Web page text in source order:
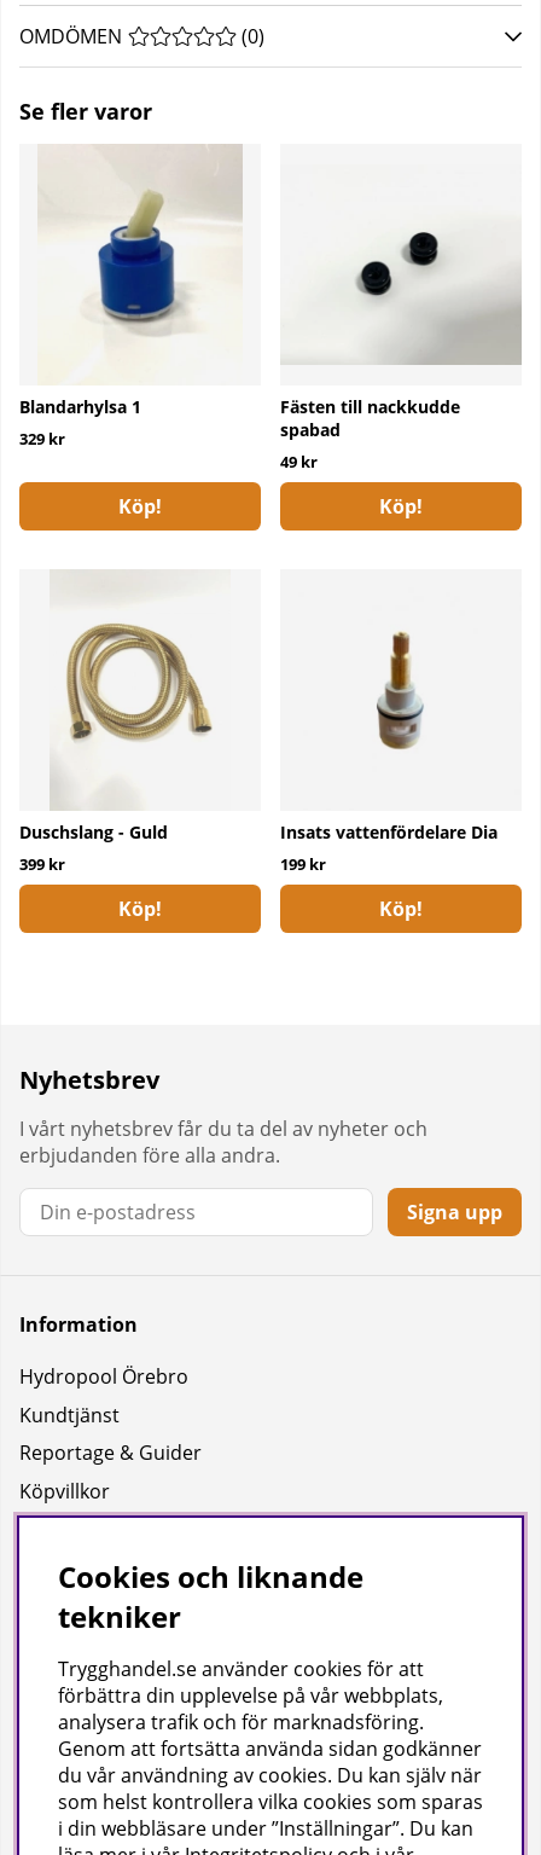
OMDÖMEN MEDELBETYG 0 AV 5 ANTAL BETYG 0
(0)
Se fler varor
Blandarhylsa 1
329 kr
Köp!
Fästen till nackkudde
spabad
49 kr
Köp!
Duschslang - Guld
399 kr
Köp!
Insats vattenfördelare Dia
199 kr
Köp!
Nyhetsbrev
I vårt nyhetsbrev får du ta del av nyheter och
erbjudanden före alla andra.
Signa upp
Information
Hydropool Örebro
Kundtjänst
Reportage & Guider
Köpvillkor
Uppgifter för leverans
Om oss
Företagsinformation / hitta till oss
Gilla oss på facebook!
Ta del av inspiration, tävlingar och mycket mer
Cookies och liknande
tekniker
Trygghandel.se använder cookies för att
förbättra din upplevelse på vår webbplats,
analysera trafik och för marknadsföring.
Genom att fortsätta använda sidan godkänner
du vår användning av cookies. Du kan själv när
som helst kontrollera vilka cookies som sparas
i din webbläsare under ”Inställningar”. Du kan